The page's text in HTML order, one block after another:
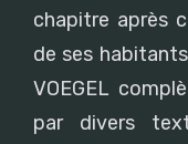
chapitre après
de ses
VOEGEL
par divers